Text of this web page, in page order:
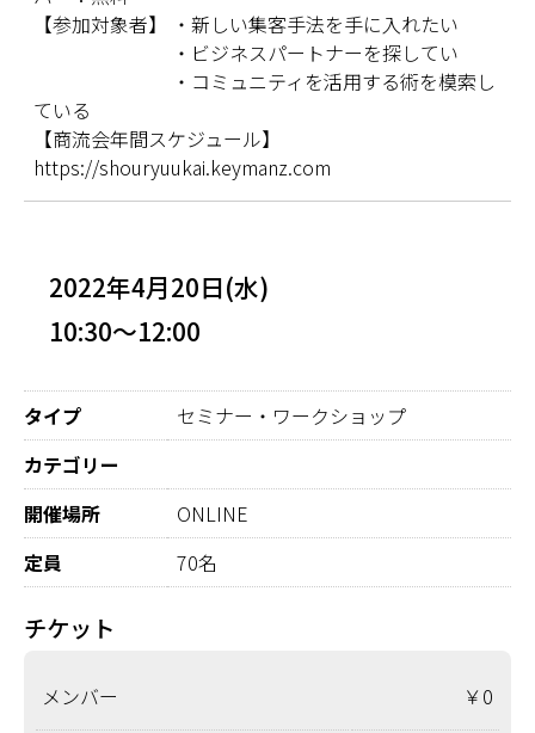
【参加対象者】 ・新しい集客手法を手に入れたい
・ビジネスパートナーを探してい
・コミュニティを活用する術を模索し
ている
【商流会年間スケジュール】
https://shouryuukai.keymanz.com
2022年4月20日(水)
10:30～12:00
タイプ
セミナー・ワークショップ
カテゴリー
開催場所
ONLINE
定員
70名
チケット
メンバー ￥0